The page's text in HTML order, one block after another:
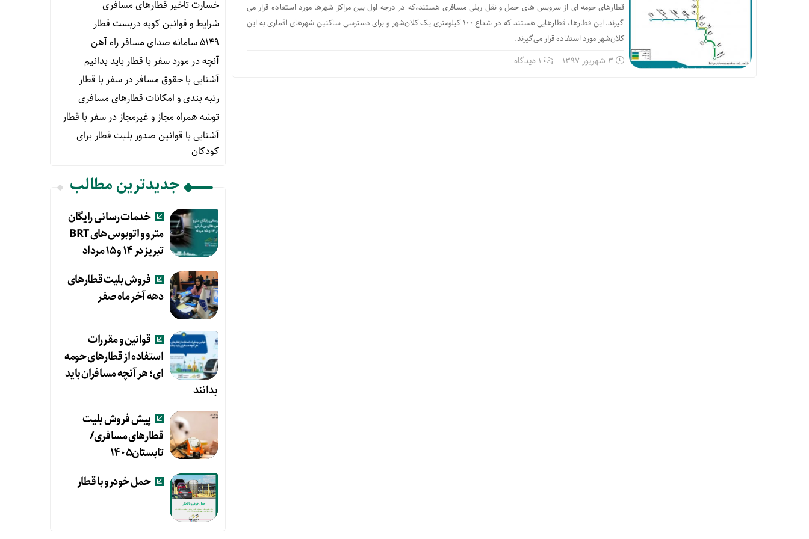
قطارهای حومه ای از سرویس های حمل و نقل ریلی مسافری هستند،که در درجه اول بین مراکز شهرها مورد استفاده قرار می
گیرند. این قطارها، قطارهایی هستند که در شعاع ۱۰۰ کیلومتری یک کلان‌شهر و برای دسترسی ساکنین شهرهای اقماری به این
کلان‌شهر مورد استفاده قرار می‌گیرند.
3 شهریور 1397 1 دیدگاه
خسارت تاخیر قطارهای مسافری
شرایط و قوانین کوپه دربست قطار
۵۱۴۹ سامانه صدای مسافر راه آهن
آنچه در مورد سفر با قطار باید بدانیم
آشنایی با حقوق مسافر در سفر با قطار
رتبه بندی و امکانات قطارهای مسافری
توشه همراه مجاز و غیرمجاز در سفر با قطار
آشنایی با قوانین صدور بلیت قطار برای
کودکان
جدیدترین مطالب
خدمات رسانی رایگان
مترو و اتوبوس های BRT
تبریز در ۱۴ و ۱۵ مرداد
فروش بلیت قطارهای
دهه آخر ماه صفر
قوانین و مقررات
استفاده از قطارهای حومه
ای؛ هر آنچه مسافران باید
بدانند
پیش فروش بلیت
قطارهای مسافری/
تابستان۱۴۰۵
حمل خودرو با قطار